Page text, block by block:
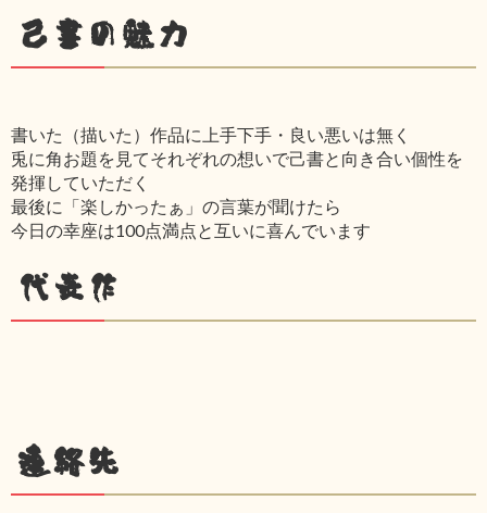
己書の魅力
書いた（描いた）作品に上手下手・良い悪いは無く
兎に角お題を見てそれぞれの想いで己書と向き合い個性を
発揮していただく
最後に「楽しかったぁ」の言葉が聞けたら
今日の幸座は100点満点と互いに喜んでいます
代表作
連絡先